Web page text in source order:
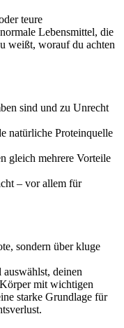
teure
Lebensmittel, die
weißt, worauf du achten
sind und zu Unrecht
natürliche Proteinquelle
gleich mehrere Vorteile
– vor allem für
sondern über kluge
deinen
mit wichtigen
starke Grundlage für